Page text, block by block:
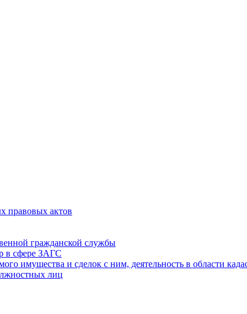
правовых актов
гражданской службы
в сфере ЗАГС
имущества и сделок с ним, деятельность в области
лиц